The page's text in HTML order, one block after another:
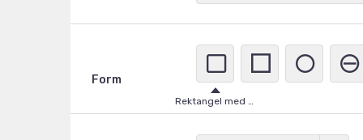
Rostfria
Form
Rektangel med rundade hörn